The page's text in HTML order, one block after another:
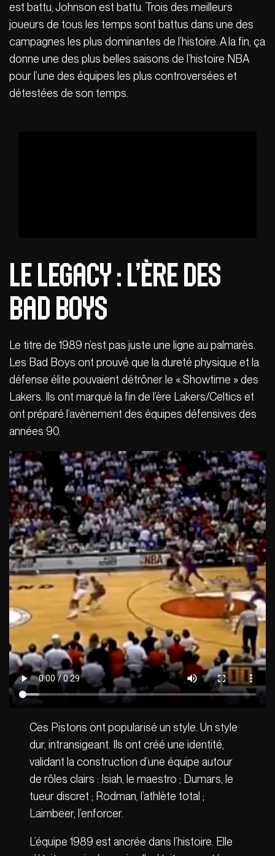
est battu, Johnson est battu. Trois des meilleurs
joueurs de tous les temps sont battus dans une des
campagnes les plus dominantes de l’histoire. A la fin, ça
donne une des plus belles saisons de l’histoire NBA
pour l’une des équipes les plus controversées et
détestées de son temps.
Le Legacy : L’ère des
Bad Boys
Le titre de 1989 n’est pas juste une ligne au palmarès.
Les Bad Boys ont prouvé que la dureté physique et la
défense élite pouvaient détrôner le « Showtime » des
Lakers. Ils ont marqué la fin de l’ère Lakers/Celtics et
ont préparé l’avènement des équipes défensives des
années 90.
Ces Pistons ont popularisé un style. Un style
dur, intransigeant. Ils ont créé une identité,
validant la construction d’une équipe autour
de rôles clairs : Isiah, le maestro ; Dumars, le
tueur discret ; Rodman, l’athlète total ;
Laimbeer, l’enforcer.
L’équipe 1989 est ancrée dans l’histoire. Elle